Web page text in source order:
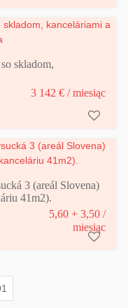
skladom,
3 142 € / miesiąc
3 (areál Slovena)
41m2).
5,60 + 3,50 /
miesiąc